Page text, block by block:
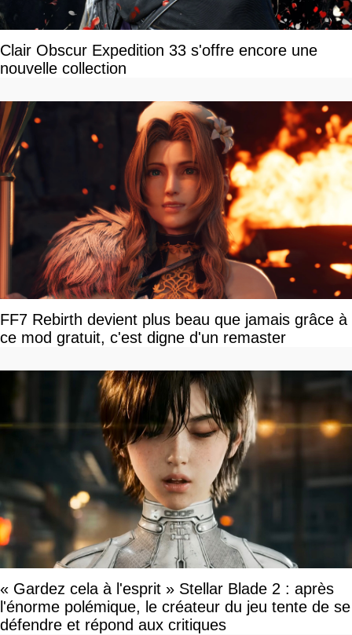
Clair Obscur Expedition 33 s'offre encore une
nouvelle collection
FF7 Rebirth devient plus beau que jamais grâce à
ce mod gratuit, c'est digne d'un remaster
« Gardez cela à l'esprit » Stellar Blade 2 : après
l'énorme polémique, le créateur du jeu tente de se
défendre et répond aux critiques